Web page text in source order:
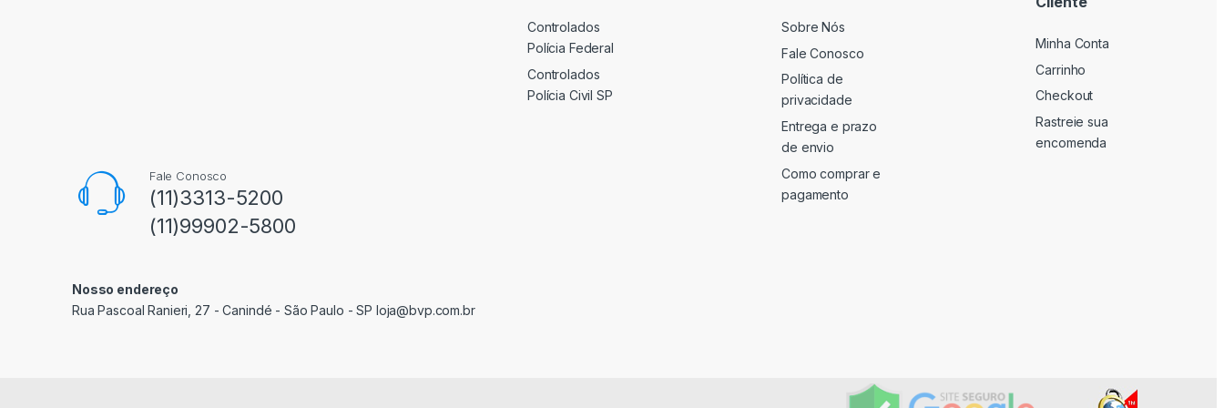
Fale Conosco
(11)3313-5200
(11)99902-5800
Nosso endereço
Rua Pascoal Ranieri, 27 - Canindé - São Paulo - SP loja@bvp.com.br
Controlados
Polícia Federal
Controlados
Polícia Civil SP
Sobre Nós
Fale Conosco
Política de
privacidade
Entrega e prazo
de envio
Como comprar e
pagamento
Minha Conta
Carrinho
Checkout
Rastreie sua
encomenda